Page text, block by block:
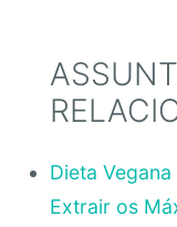
Dieta
Extrair os